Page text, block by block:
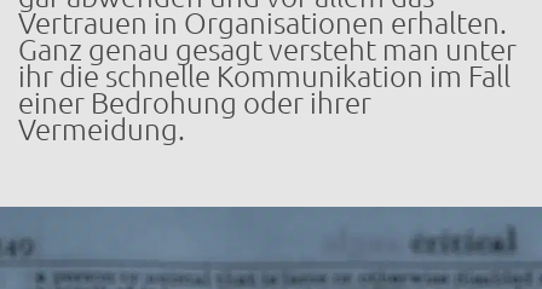
Vertrauen in Organisationen erhalten.
Ganz genau gesagt versteht man unter
ihr die schnelle Kommunikation im Fall
einer Bedrohung oder ihrer
Vermeidung.